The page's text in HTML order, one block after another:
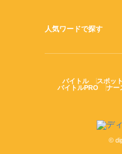
人気ワードで探す
バイトル スポッ
バイトルPRO
ナー
©